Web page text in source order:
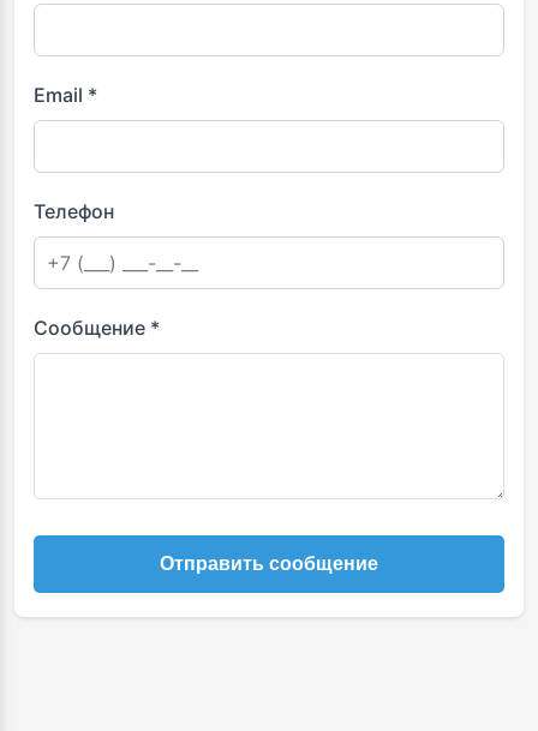
Email *
Телефон
Сообщение *
Отправить сообщение